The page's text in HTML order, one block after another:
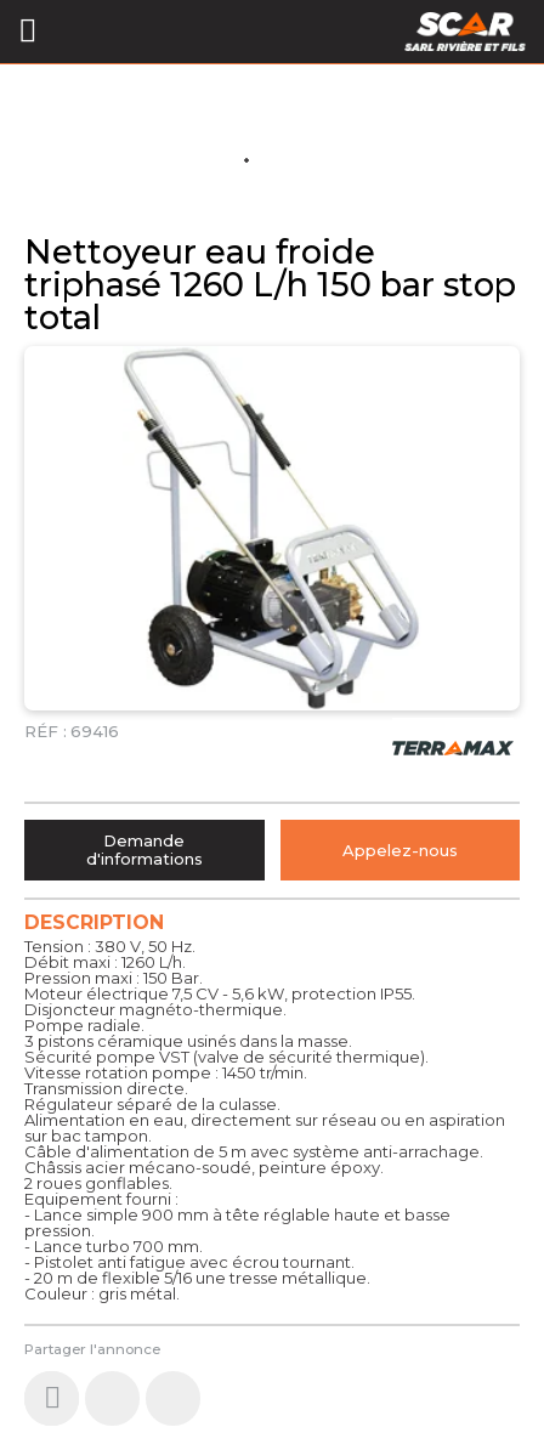
Nettoyeur eau froide
triphasé 1260 L/h 150 bar stop
total
RÉF : 69416
Partager l'annonce
DESCRIPTION
Tension : 380 V, 50 Hz.
Débit maxi : 1260 L/h.
Pression maxi : 150 Bar.
Moteur électrique 7,5 CV - 5,6 kW, protection IP55.
Disjoncteur magnéto-thermique.
Pompe radiale.
3 pistons céramique usinés dans la masse.
Sécurité pompe VST (valve de sécurité thermique).
Vitesse rotation pompe : 1450 tr/min.
Transmission directe.
Régulateur séparé de la culasse.
Alimentation en eau, directement sur réseau ou en aspiration
sur bac tampon.
Câble d'alimentation de 5 m avec système anti-arrachage.
Châssis acier mécano-soudé, peinture époxy.
2 roues gonflables.
Equipement fourni :
- Lance simple 900 mm à tête réglable haute et basse
pression.
- Lance turbo 700 mm.
- Pistolet anti fatigue avec écrou tournant.
- 20 m de flexible 5/16 une tresse métallique.
Couleur : gris métal.
Demande
d'informations
Appelez-nous